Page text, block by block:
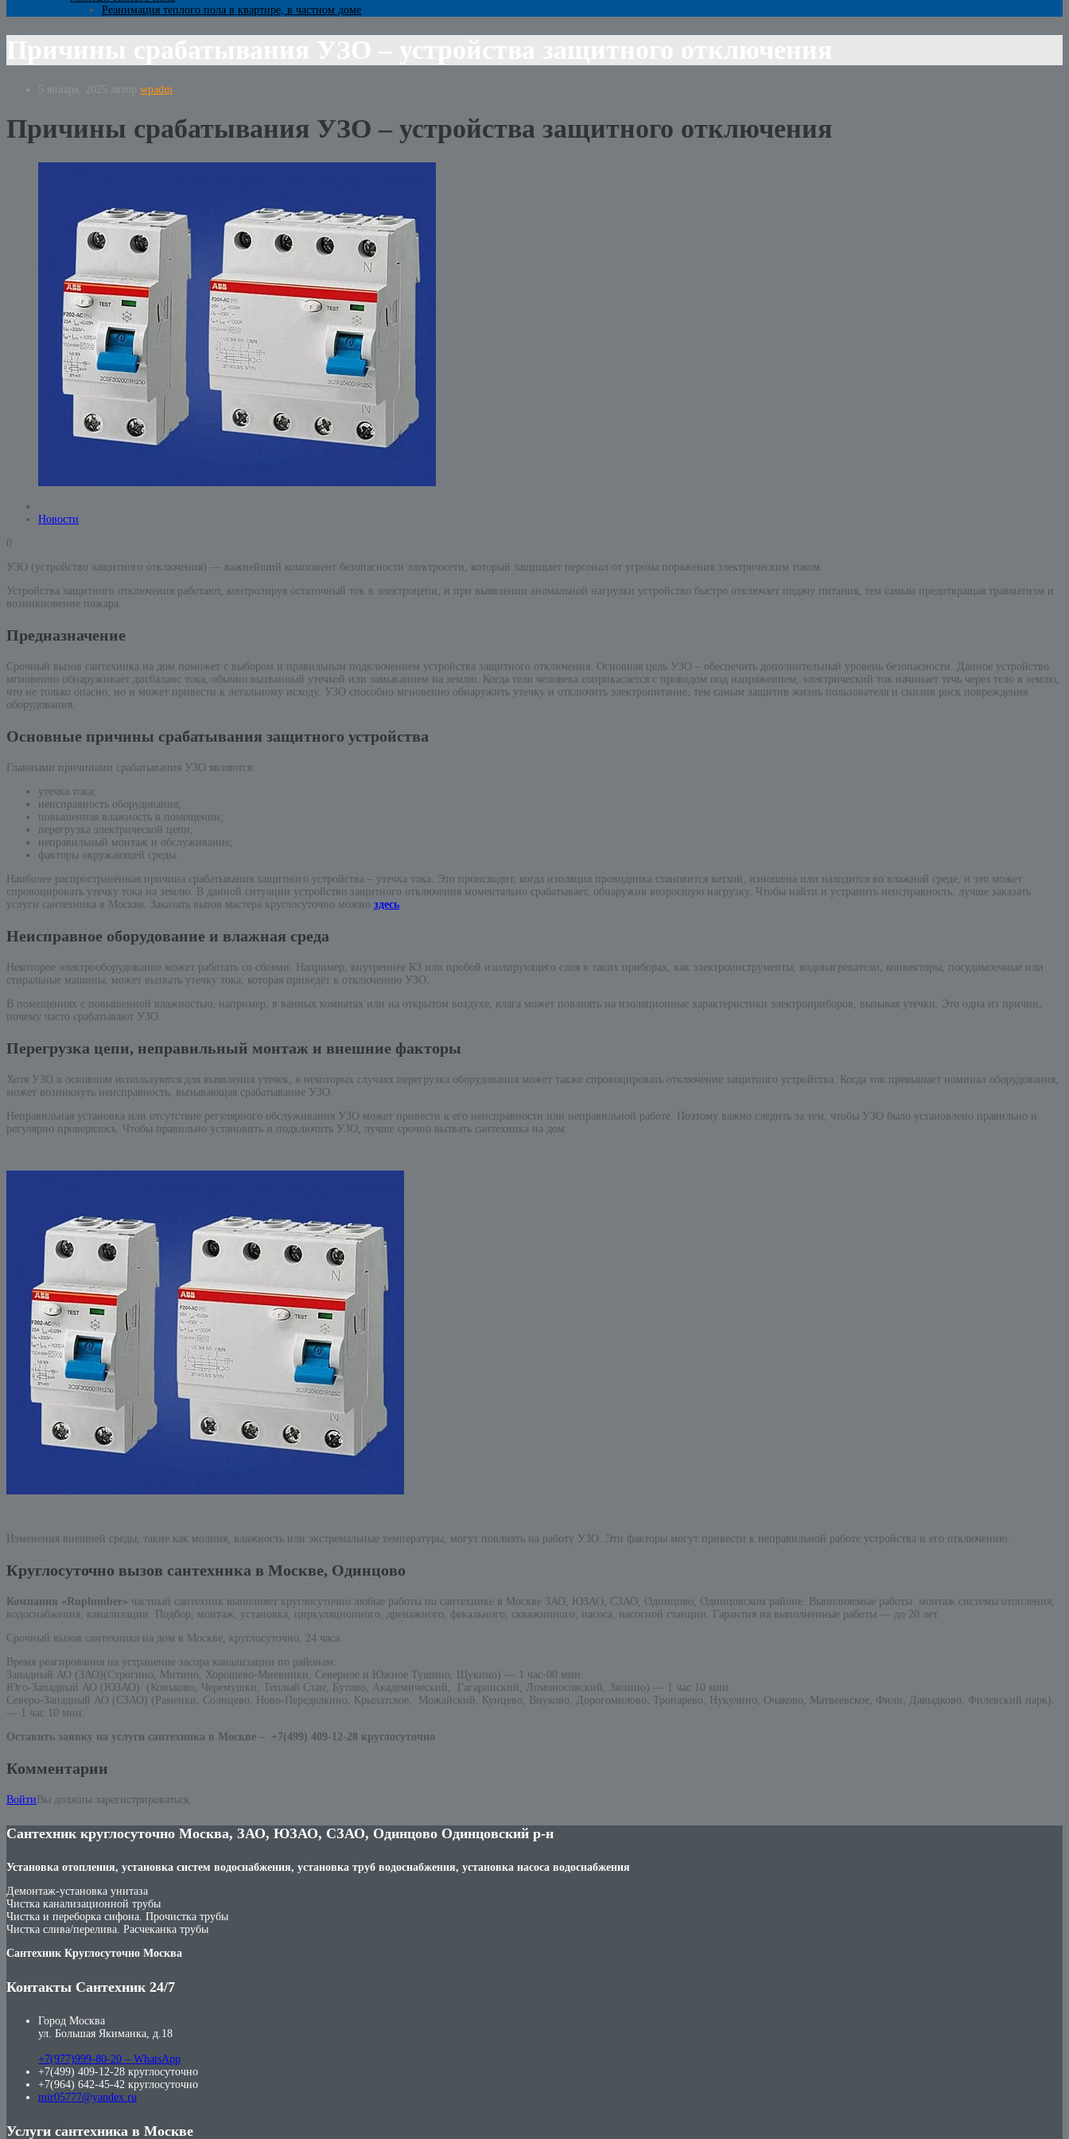
Реанимация теплого пола в квартире, в частном доме
5 января, 2025 автор wpadm
Причины срабатывания УЗО – устройства защитного отключения
Новости
0
УЗО (устройство защитного отключения) — важнейший компонент безопасности электросети, который защищает персонал от угрозы поражения электрическим током.
Устройства защитного отключения работают, контролируя остаточный ток в электроцепи, и при выявлении аномальной нагрузки устройство быстро отключает подачу питания, тем самым предотвращая травматизм и
возникновение пожара.
Предназначение
Срочный вызов сантехника на дом поможет с выбором и правильным подключением устройства защитного отключения. Основная цель УЗО – обеспечить дополнительный уровень безопасности. Данное устройство
мгновенно обнаруживает дисбаланс тока, обычно вызванный утечкой или замыканием на землю. Когда тело человека соприкасается с проводом под напряжением, электрический ток начинает течь через тело в землю,
что не только опасно, но и может привести к летальному исходу. УЗО способно мгновенно обнаружить утечку и отключить электропитание, тем самым защитив жизнь пользователя и снизив риск повреждения
оборудования.
Основные причины срабатывания защитного устройства
Главными причинами срабатывания УЗО являются:
утечка тока;
неисправность оборудования;
повышенная влажность в помещении;
перегрузка электрической цепи;
неправильный монтаж и обслуживание;
факторы окружающей среды.
Наиболее распространённая причина срабатывания защитного устройства – утечка тока. Это происходит, когда изоляция проводника становится ветхой, изношена или находится во влажной среде, и это может
спровоцировать утечку тока на землю. В данной ситуации устройство защитного отключения моментально срабатывает, обнаружив возросшую нагрузку. Чтобы найти и устранить неисправность, лучше заказать
услуги сантехника в Москве. Заказать вызов мастера круглосуточно можно здесь.
Неисправное оборудование и влажная среда
Некоторое электрооборудование может работать со сбоями. Например, внутреннее КЗ или пробой изолирующего слоя в таких приборах, как электроинструменты, водонагреватели, конвекторы, посудомоечные или
стиральные машины, может вызвать утечку тока, которая приведёт к отключению УЗО.
В помещениях с повышенной влажностью, например, в ванных комнатах или на открытом воздухе, влага может повлиять на изоляционные характеристики электроприборов, вызывая утечки. Это одна из причин,
почему часто срабатывают УЗО.
Перегрузка цепи, неправильный монтаж и внешние факторы
Хотя УЗО в основном используются для выявления утечек, в некоторых случаях перегрузка оборудования может также спровоцировать отключение защитного устройства. Когда ток превышает номинал оборудования,
может возникнуть неисправность, вызывающая срабатывание УЗО.
Неправильная установка или отсутствие регулярного обслуживания УЗО может привести к его неисправности или неправильной работе. Поэтому важно следить за тем, чтобы УЗО было установлено правильно и
регулярно проверялось. Чтобы правильно установить и подключить УЗО, лучше срочно вызвать сантехника на дом.
Изменения внешней среды, такие как молния, влажность или экстремальные температуры, могут повлиять на работу УЗО. Эти факторы могут привести к неправильной работе устройства и его отключению.
Круглосуточно вызов сантехника в Москве, Одинцово
Компания «Ruplumber» частный сантехник выполняет круглосуточно любые работы по сантехнике в Москве ЗАО, ЮЗАО, СЗАО, Одинцово, Одинцовском районе. Выполняемые работы: монтаж системы отопления,
водоснабжения, канализации. Подбор, монтаж, установка, циркуляционного, дренажного, фекального, скважинного, насоса, насосной станции. Гарантия на выполненные работы — до 20 лет.
Срочный вызов сантехника на дом в Москве, круглосуточно, 24 часа.
Время реагирования на устранение засора канализации по районам:
Западный АО (ЗАО)(Строгино, Митино, Хорошево-Мневники, Северное и Южное Тушино, Щукино) — 1 час-00 мин.
Юго-Западный АО (ЮЗАО) (Коньково, Черемушки, Теплый Стан, Бутово, Академический, Гагаринский, Ломоносовский, Зюзино) — 1 час 10 мин.
Северо-Западный АО (СЗАО) (Раменки, Солнцево, Ново-Переделкино, Крылатское, Можайский, Кунцево, Внуково, Дорогомилово, Тропарево, Нукулино, Очаково, Матвеевское, Фили, Давыдково, Филевский парк).
— 1 час 10 мин.
Оставить заявку на услуги сантехника в Москве – +7(499) 409-12-28 круглосуточно
Комментарии
Войти Вы должны зарегистрироваться.
Сантехник круглосуточно Москва, ЗАО, ЮЗАО, СЗАО, Одинцово Одинцовский р-н
Установка отопления, установка систем водоснабжения, установка труб водоснабжения, установка насоса водоснабжения
Демонтаж-установка унитаза
Чистка канализационной трубы
Чистка и переборка сифона. Прочистка трубы
Чистка слива/перелива. Расчеканка трубы
Сантехник Круглосуточно Москва
Контакты Сантехник 24/7
Город Москва
ул. Большая Якиманка, д.18
+7(977)999-80-20 – WhatsApp
+7(499) 409-12-28 круглосуточно
+7(964) 642-45-42 круглосуточно
mir05777@yandex.ru
Услуги сантехника в Москве